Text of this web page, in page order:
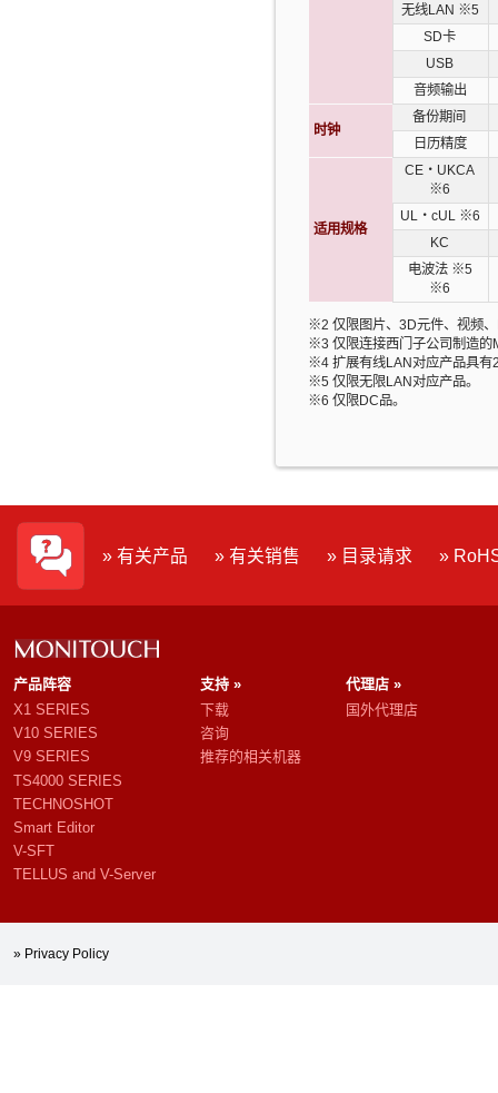
无线LAN ※5
SD卡
USB
音频输出
时钟
备份期间
日历精度
适用规格
CE・UKCA
※6
UL・cUL ※6
KC
电波法 ※5
※6
※2 仅限图片、3D元件、视频
※3 仅限连接西门子公司制造的
※4 扩展有线LAN对应产品具有
※5 仅限无限LAN对应产品。
※6 仅限DC品。
» 有关产品 » 有关销售 » 目录请求 »
产品阵容
X1 SERIES
V10 SERIES
V9 SERIES
TS4000 SERIES
TECHNOSHOT
Smart Editor
V-SFT
TELLUS and V-Server
支持 »
下载
咨询
推荐的相关机器
代理店 »
国外代理店
» Privacy Policy